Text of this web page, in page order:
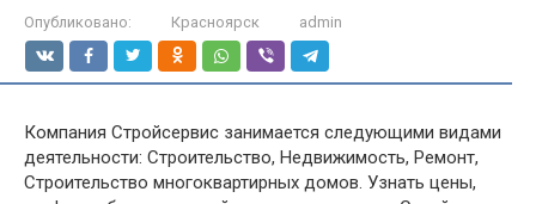
Опубликовано: Красноярск admin
Компания Стройсервис занимается следующими видами
деятельности: Строительство, Недвижимость, Ремонт,
Строительство многоквартирных домов. Узнать цены,